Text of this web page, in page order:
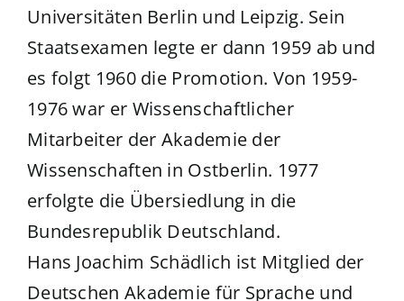
Universitäten Berlin und Leipzig. Sein
Staatsexamen legte er dann 1959 ab und
es folgt 1960 die Promotion. Von 1959-
1976 war er Wissenschaftlicher
Mitarbeiter der Akademie der
Wissenschaften in Ostberlin. 1977
erfolgte die Übersiedlung in die
Bundesrepublik Deutschland.
Hans Joachim Schädlich ist Mitglied der
Deutschen Akademie für Sprache und